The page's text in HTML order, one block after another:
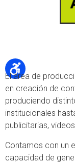
El área de
en creación de
produciendo
institucionales
publicitarias,
Contamos con un
capacidad de